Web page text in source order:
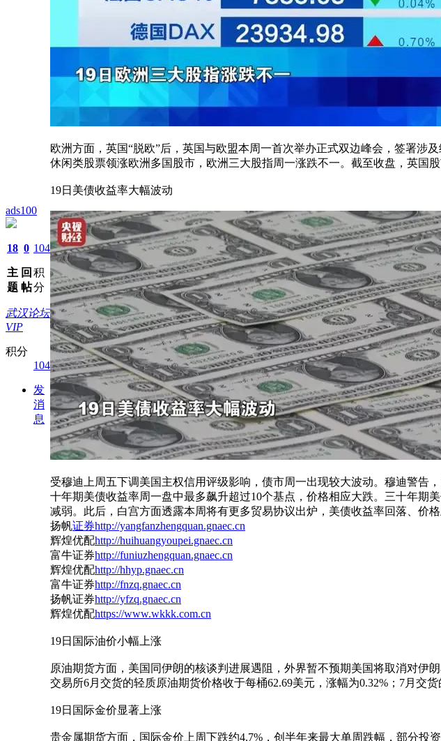
ads100
18
主
题
0
回
帖
104
积
分
武汉论坛
VIP
积分
104
发
消
息
欧洲方面，英国“脱欧”后，英国与欧盟本周一首次举办正式双边峰会，签署涉
休闲类股票领涨欧洲多国股市，欧洲三大股指周一涨跌不一。截至收盘，英国股
19日美债收益率大幅波动
受穆迪上周五下调美国主权信用评级影响，债市周一出现较大波动。穆迪警告
十年期美债收益率周一盘中最多飙升超过10个基点，价格相应大跌。三十年
减弱。此后，白宫方面透露本周将有更多贸易协议出炉，美债收益率回落、价格
扬帆证券http://yangfanzhengquan.gnaec.cn
辉煌优配http://huihuangyoupei.gnaec.cn
富牛证券http://funiuzhengquan.gnaec.cn
辉煌优配http://hhyp.gnaec.cn
富牛证券http://fnzq.gnaec.cn
扬帆证券http://yfzq.gnaec.cn
辉煌优配https://www.wkkk.com.cn
19日国际油价小幅上涨
原油期货方面，美国同伊朗的核谈判进展遇阻，外界暂不预期美国将取消对伊
交易所6月交货的轻质原油期货价格收于每桶62.69美元，涨幅为0.32%；7月交
19日国际金价显著上涨
贵金属期货方面，国际金价上周下跌约4.7%，创半年来最大单周跌幅，部分